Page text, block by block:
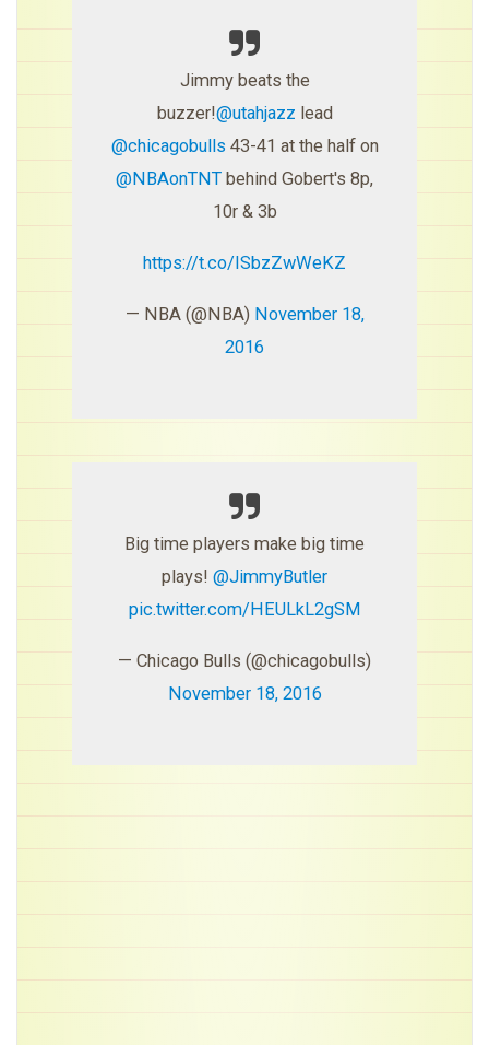
Jimmy beats the
buzzer!@utahjazz lead
@chicagobulls 43-41 at the half on
@NBAonTNT behind Gobert's 8p,
10r & 3b
https://t.co/ISbzZwWeKZ
— NBA (@NBA) November 18,
2016
Big time players make big time
plays! @JimmyButler
pic.twitter.com/HEULkL2gSM
— Chicago Bulls (@chicagobulls)
November 18, 2016